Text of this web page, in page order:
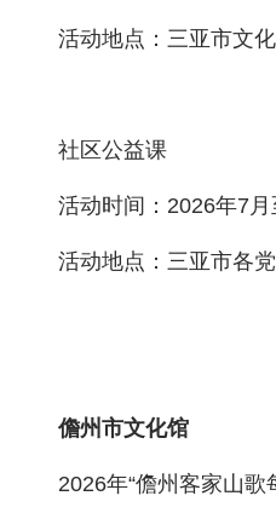
活动地点：三亚市文
社区公益课
活动时间：2026年7月
活动地点：三亚市各党
儋州市文化馆
2026年“儋州客家山歌